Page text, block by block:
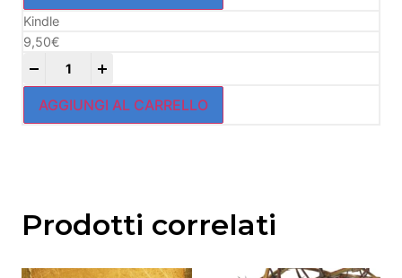
Kindle
9,50€
AGGIUNGI AL CARRELLO
Prodotti correlati